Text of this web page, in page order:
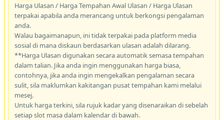
Harga Ulasan / Harga Tempahan Awal Ulasan / Harga Ulasan
terpakai apabila anda merancang untuk berkongsi pengalaman
anda.
Walau bagaimanapun, ini tidak terpakai pada platform media
sosial di mana diskaun berdasarkan ulasan adalah dilarang.
**Harga Ulasan digunakan secara automatik semasa tempahan
dalam talian. Jika anda ingin menggunakan harga biasa,
contohnya, jika anda ingin mengekalkan pengalaman secara
sulit, sila maklumkan kakitangan pusat tempahan kami melalui
mesej.
Untuk harga terkini, sila rujuk kadar yang disenaraikan di sebelah
setiap slot masa dalam kalendar di bawah.